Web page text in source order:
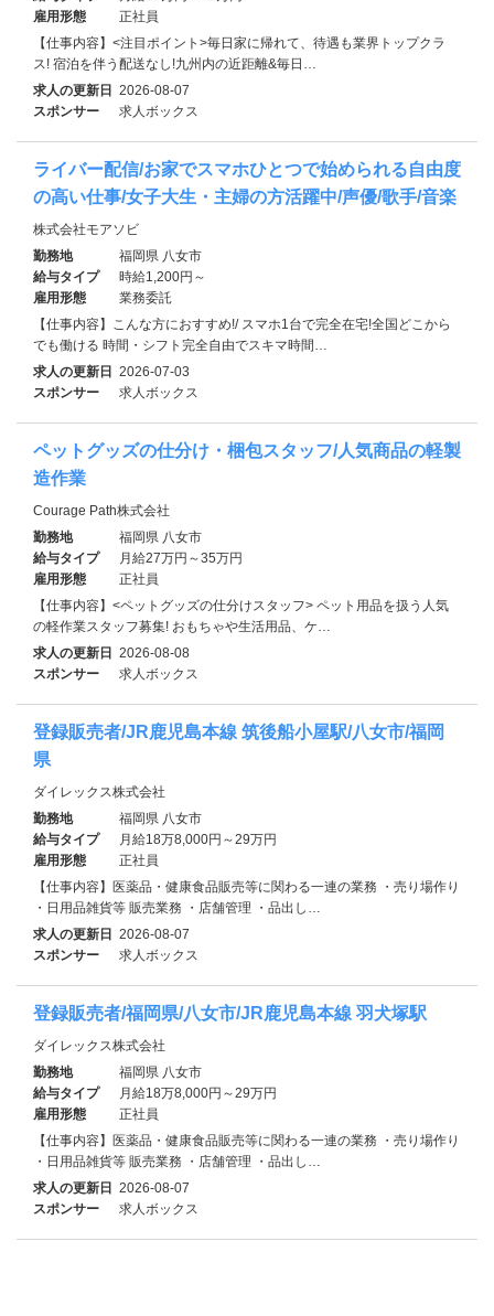
雇用形態
正社員
【仕事内容】<注目ポイント>毎日家に帰れて、待遇も業界トップクラ
ス! 宿泊を伴う配送なし!九州内の近距離&毎日…
求人の更新日 2026-08-07
スポンサー
求人ボックス
ライバー配信/お家でスマホひとつで始められる自由度
の高い仕事/女子大生・主婦の方活躍中/声優/歌手/音楽
株式会社モアソビ
勤務地
福岡県 八女市
給与タイプ
時給1,200円～
雇用形態
業務委託
【仕事内容】こんな方におすすめ!/ スマホ1台で完全在宅!全国どこから
でも働ける 時間・シフト完全自由でスキマ時間…
求人の更新日 2026-07-03
スポンサー
求人ボックス
ペットグッズの仕分け・梱包スタッフ/人気商品の軽製
造作業
Courage Path株式会社
勤務地
福岡県 八女市
給与タイプ
月給27万円～35万円
雇用形態
正社員
【仕事内容】<ペットグッズの仕分けスタッフ> ペット用品を扱う人気
の軽作業スタッフ募集! おもちゃや生活用品、ケ…
求人の更新日 2026-08-08
スポンサー
求人ボックス
登録販売者/JR鹿児島本線 筑後船小屋駅/八女市/福岡
県
ダイレックス株式会社
勤務地
福岡県 八女市
給与タイプ
月給18万8,000円～29万円
雇用形態
正社員
【仕事内容】医薬品・健康食品販売等に関わる一連の業務 ・売り場作り
・日用品雑貨等 販売業務 ・店舗管理 ・品出し…
求人の更新日 2026-08-07
スポンサー
求人ボックス
登録販売者/福岡県/八女市/JR鹿児島本線 羽犬塚駅
ダイレックス株式会社
勤務地
福岡県 八女市
給与タイプ
月給18万8,000円～29万円
雇用形態
正社員
【仕事内容】医薬品・健康食品販売等に関わる一連の業務 ・売り場作り
・日用品雑貨等 販売業務 ・店舗管理 ・品出し…
求人の更新日 2026-08-07
スポンサー
求人ボックス